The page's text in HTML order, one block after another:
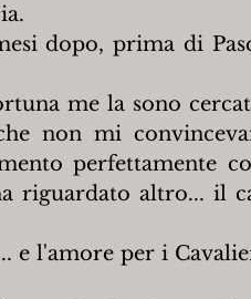
dopo, prima di
me la sono
non mi
perfettamente
riguardato altro... il
e l'amore per i